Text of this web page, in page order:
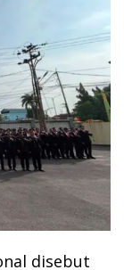
disebut